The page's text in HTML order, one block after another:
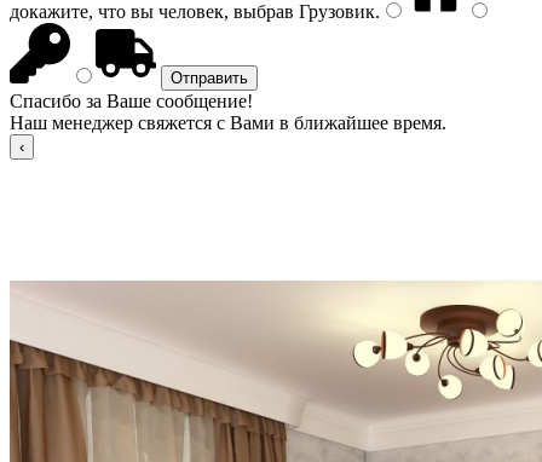
докажите, что вы человек, выбрав Грузовик.
Спасибо за Ваше сообщение!
Наш менеджер свяжется с Вами в ближайшее время.